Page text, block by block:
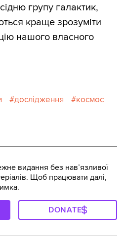
групу галактик,
краще зрозуміти
нашого власного
дослідження
космос
видання без навʼязливої
Щоб працювати далі,
DONATE